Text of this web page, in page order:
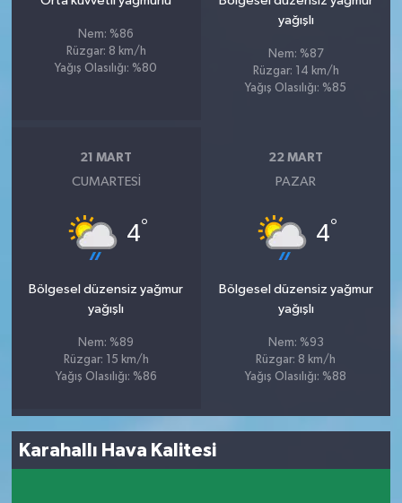
Nem: %86
Rüzgar: 8 km/h
Yağış Olasılığı: %80
yağışlı
Nem: %87
Rüzgar: 14 km/h
Yağış Olasılığı: %85
21 MART
CUMARTESI
4°
Bölgesel düzensiz yağmur
yağışlı
Nem: %89
Rüzgar: 15 km/h
Yağış Olasılığı: %86
22 MART
PAZAR
4°
Bölgesel düzensiz yağmur
yağışlı
Nem: %93
Rüzgar: 8 km/h
Yağış Olasılığı: %88
Karahallı Hava Kalitesi